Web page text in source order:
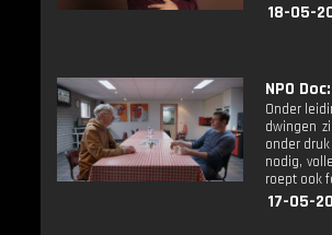
18-05-
NPO
Onder
dwingen
onder
nodig,
roept ook
17-05-